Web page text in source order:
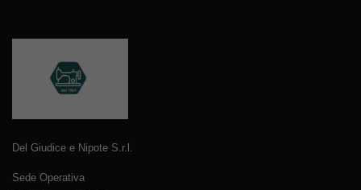
Del Giudice e Nipote S.r.l.
Sede Operativa